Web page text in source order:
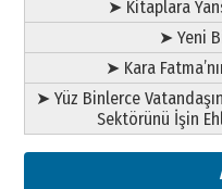
➤ Kitaplara
➤ Yeni
➤ Kara
➤ Yüz Binlerce
Sektörünü İşin